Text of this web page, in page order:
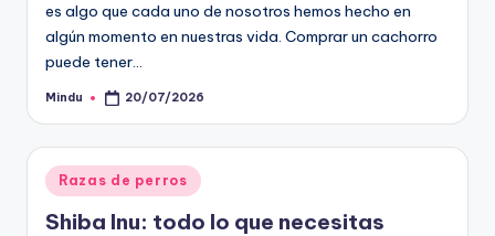
es algo que cada uno de nosotros hemos hecho en
algún momento en nuestras vida. Comprar un cachorro
puede tener…
Publicado
Mindu 20/07/2026
Publicado
en
Razas de perros
Shiba Inu: todo lo que necesitas